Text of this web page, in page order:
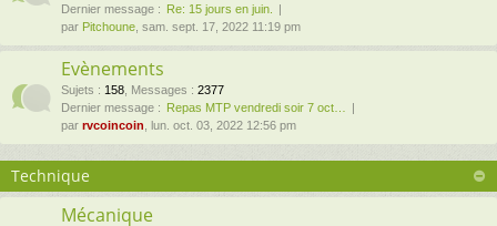
Dernier message :
Re: 15 jours en juin.
par Pitchoune , sam. sept. 17, 2022 11:19 pm
Evènements
Sujets : 158 Messages : 2377
Dernier message :
Repas MTP vendredi soir 7 oct…
par rvcoincoin , lun. oct. 03, 2022 12:56 pm
Technique
Mécanique